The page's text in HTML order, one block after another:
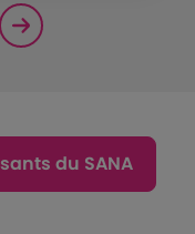
Page suivante<
du SANA